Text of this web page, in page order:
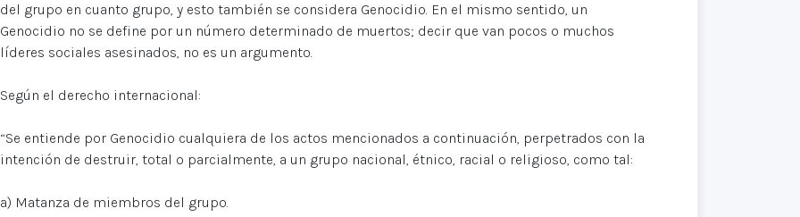
del grupo en cuanto grupo, y esto también se considera Genocidio. En el mismo sentido, un
Genocidio no se define por un número determinado de muertos; decir que van pocos o muchos
líderes sociales asesinados, no es un argumento.
Según el derecho internacional:
“Se entiende por Genocidio cualquiera de los actos mencionados a continuación, perpetrados con la
intención de destruir, total o parcialmente, a un grupo nacional, étnico, racial o religioso, como tal:
a) Matanza de miembros del grupo.